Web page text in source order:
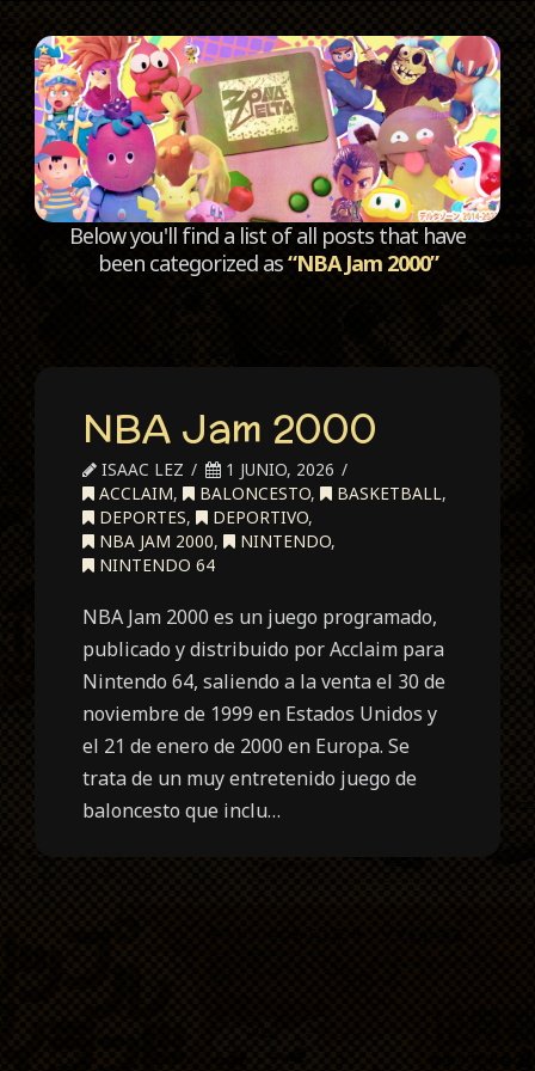
Below you'll find a list of all posts that have
been categorized as“NBA Jam 2000”
NBA Jam 2000
ISAAC LEZ
1 JUNIO, 2026
ACCLAIM, BALONCESTO, BASKETBALL,
DEPORTES, DEPORTIVO,
NBA JAM 2000, NINTENDO,
NINTENDO 64
NBA Jam 2000 es un juego programado,
publicado y distribuido por Acclaim para
Nintendo 64, saliendo a la venta el 30 de
noviembre de 1999 en Estados Unidos y
el 21 de enero de 2000 en Europa. Se
trata de un muy entretenido juego de
baloncesto que inclu…